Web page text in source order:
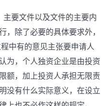
要文件以及文件的主要内
，除了必要的具体要求外，
中有的意见主张要申请人
为，个人独资企业是由投资
额，加上投资人承担无限责
没有什么实际意义，在设立